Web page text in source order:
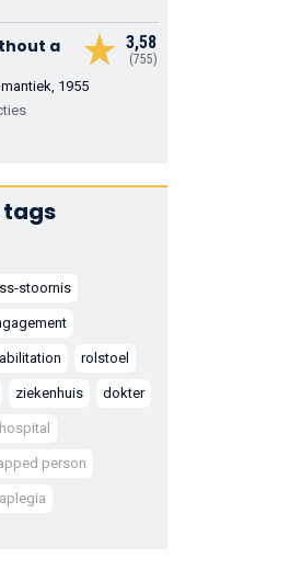
3,58
(755)
a
1955
tags
stoornis
rolstoel
ziekenhuis dokter
person